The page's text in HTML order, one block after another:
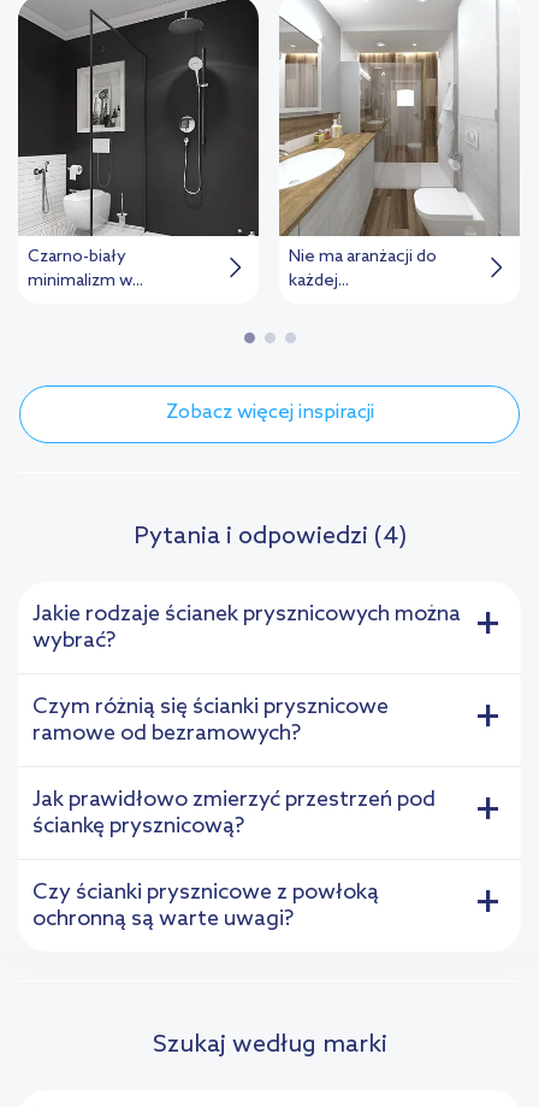
Czarno-biały
minimalizm w...
Nie ma aranżacji do
każdej...
Zobacz więcej inspiracji
Pytania i odpowiedzi (4)
Jakie rodzaje ścianek prysznicowych można
wybrać?
+
Czym różnią się ścianki prysznicowe
ramowe od bezramowych?
+
Jak prawidłowo zmierzyć przestrzeń pod
ściankę prysznicową?
+
Czy ścianki prysznicowe z powłoką
ochronną są warte uwagi?
+
Szukaj według marki